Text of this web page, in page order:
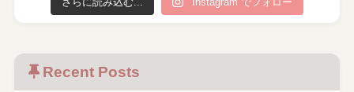
Recent Posts